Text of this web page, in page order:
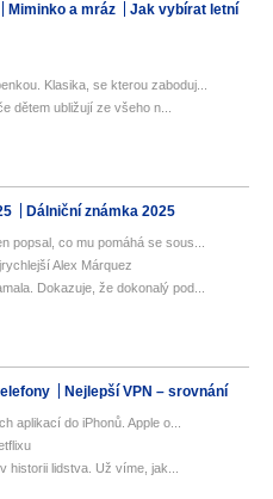
Miminko a mráz
Jak vybírat letní
Klasika, se kterou zaboduj...
dětem ubližují ze všeho n...
Dálniční známka 2025
popsal, co mu pomáhá se sous...
Alex Márquez
Dokazuje, že dokonalý pod...
Nejlepší VPN – srovnání
aplikací do iPhonů. Apple o...
historii lidstva. Už víme, jak...